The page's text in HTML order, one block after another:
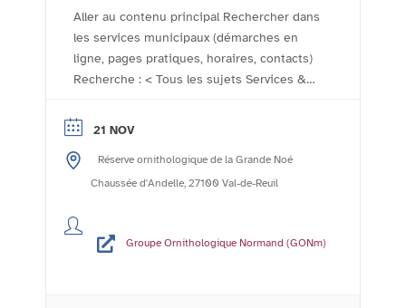
Aller au contenu principal Rechercher dans
les services municipaux (démarches en
ligne, pages pratiques, horaires, contacts)
Recherche : < Tous les sujets Services &
associations Le comptoir des associations
- l'agenda de la vie associative rolivaloise
Imprimer Publié le :24/10/2023 Mis à jour
le :06/11/2023 Le Groupe Ornithologique
21 NOV
Réserve ornithologique de la Grande Noé
Chaussée d'Andelle, 27100 Val-de-Reuil
Groupe Ornithologique Normand (GONm)